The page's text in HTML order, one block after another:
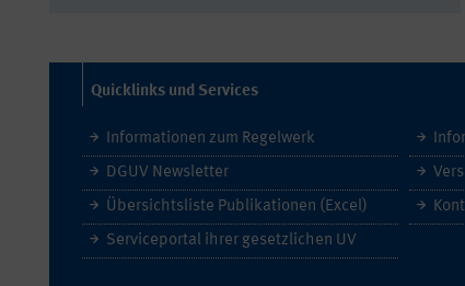
Quicklinks und Services
Informationen zum Regelwerk
DGUV Newsletter
Übersichtsliste Publikationen (Excel)
Serviceportal ihrer gesetzlichen UV